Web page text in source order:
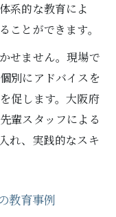
系的な教育によ
ことができます。
せません。現場で
別にアドバイスを
促します。大阪府
輩スタッフによる
れ、実践的なスキ
教育事例